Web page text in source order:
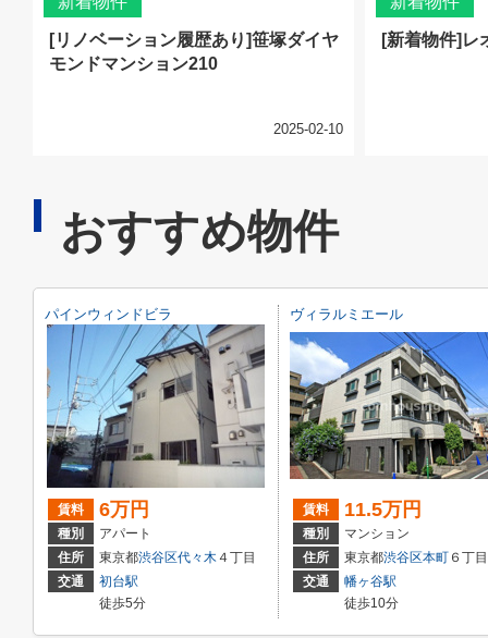
[リノベーション履歴あり]笹塚ダイヤ
モンドマンション210
2025-02-10
[新着物件]レ
おすすめ物件
パインウィンドビラ
賃料 6万円
種別
アパート
住所
東京都渋谷区代々木 ４丁目
交通
初台駅
徒歩5分
ヴィラルミエール
賃料 11.5万円
種別
マンション
住所
東京都渋谷区本町 ６丁目
交通
幡ヶ谷駅
徒歩10分